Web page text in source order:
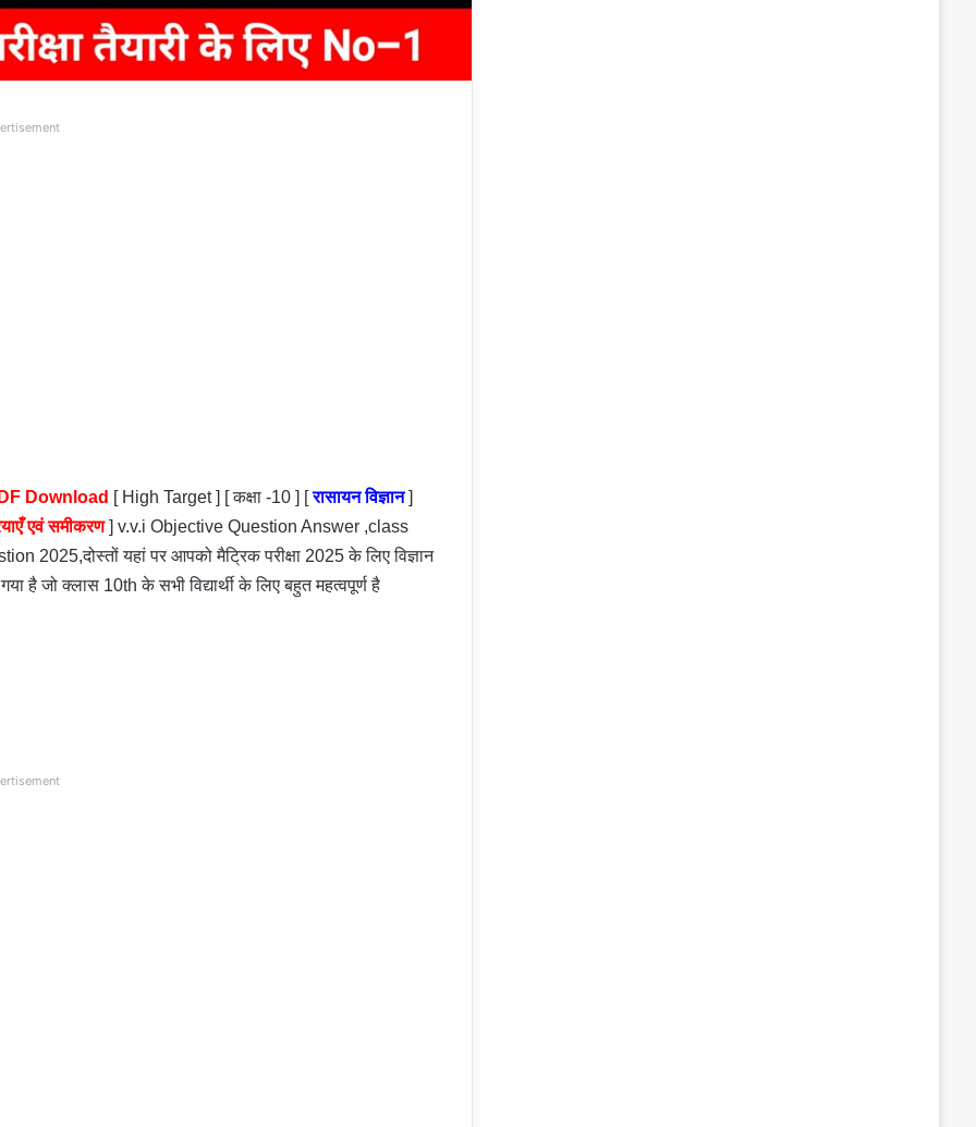
Download [ High Target ] [ कक्षा -10 ] [रासायन विज्ञान]
एवं समीकरण] v.v.i Objective Question Answer ,class
यहां पर आपको मैट्रिक परीक्षा 2025 के लिए विज्ञान
है जो क्लास 10th के सभी विद्यार्थी के लिए बहुत महत्वपूर्ण है